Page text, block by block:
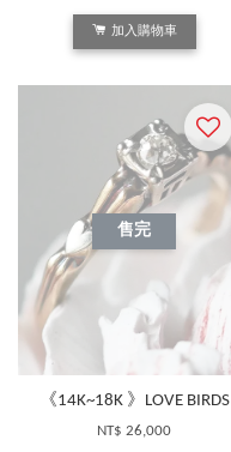
加入購物車
售完
《14K~18K 》LOVE BIRDS
NT$ 26,000